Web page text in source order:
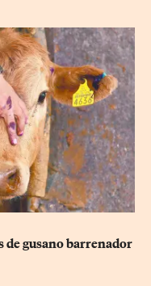
de gusano barrenador